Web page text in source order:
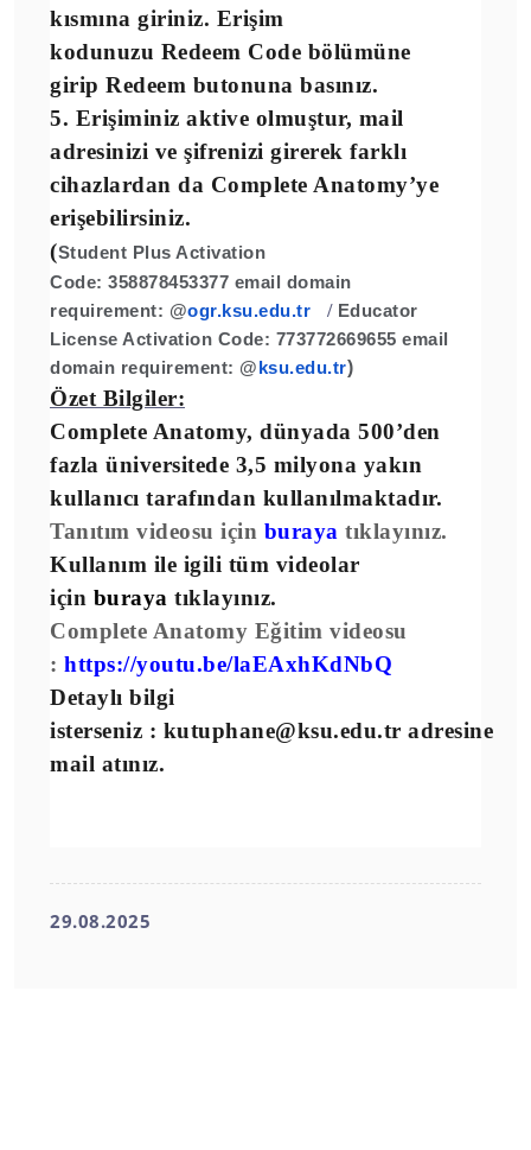
kısmına giriniz. Erişim
kodunuzu Redeem Code bölümüne
girip Redeem butonuna basınız.
5. Erişiminiz aktive olmuştur, mail
adresinizi ve şifrenizi girerek farklı
cihazlardan da Complete Anatomy’ye
erişebilirsiniz.
(Student Plus Activation
Code: 358878453377 email domain
requirement: @ogr.ksu.edu.tr / Educator
License Activation Code: 773772669655 email
domain requirement: @ksu.edu.tr)
Özet Bilgiler:
Complete Anatomy, dünyada 500’den
fazla üniversitede 3,5 milyona yakın
kullanıcı tarafından kullanılmaktadır.
Tanıtım videosu için buraya tıklayınız.
Kullanım ile igili tüm videolar
için buraya tıklayınız.
Complete Anatomy Eğitim videosu
: https://youtu.be/laEAxhKdNbQ
Detaylı bilgi
isterseniz : kutuphane@ksu.edu.tr adresine
mail atınız.
29.08.2025